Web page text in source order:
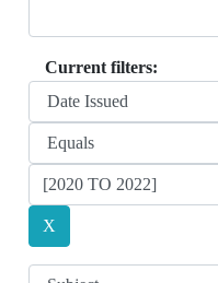
Current filters: